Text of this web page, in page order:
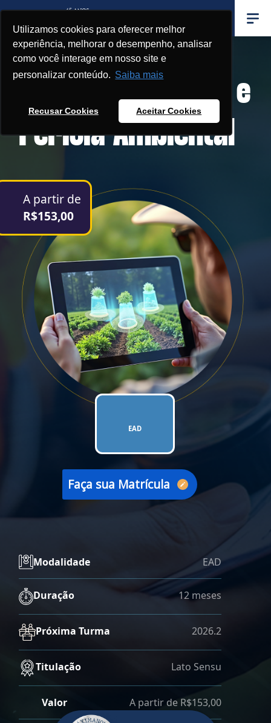
Utilizamos cookies para oferecer melhor
experiência, melhorar o desempenho, analisar
como você interage em nosso site e
personalizar conteúdo. Saiba mais
Recusar Cookies Aceitar Cookies
Pós-Graduação
Gestão, Auditoria e
Perícia Ambiental
Modalidade EAD
Duração 12 meses
Próxima Turma 2026.2
Titulação Lato Sensu
Valor A partir de R$153,00
A partir de
R$153,00
EAD
Faça sua Matrícula